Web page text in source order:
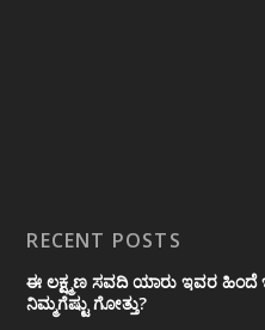
RECENT POSTS
ಈ ಲಕ್ಷ್ಮಣ ಸವದಿ ಯಾರು ಇವರ ಹಿಂದೆ
ನಿಮ್ಮಗೆಷ್ಟು ಗೋತ್ತು?